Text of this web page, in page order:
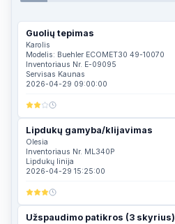
Guolių tepimas
Karolis
Modelis: Buehler ECOMET30 49-10070
Inventoriaus Nr. E-09095
Servisas Kaunas
2026-04-29 09:00:00
Lipdukų gamyba/klijavimas
Olesia
Inventoriaus Nr. ML340P
Lipdukų linija
2026-04-29 15:25:00
Užspaudimo patikros (3 skyrius)